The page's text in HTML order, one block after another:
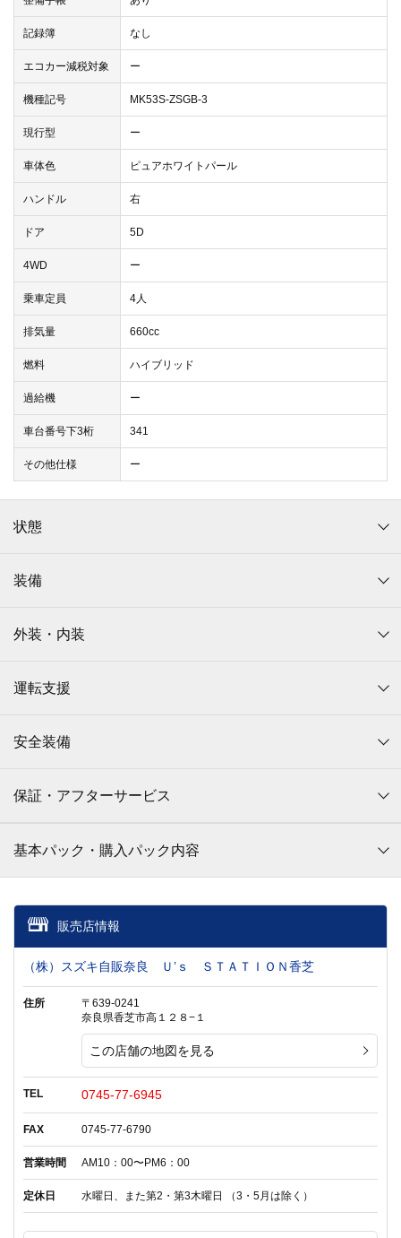
記録簿 なし
エコカー減税対象 ー
機種記号 MK53S-ZSGB-3
現行型 ー
車体色 ピュアホワイトパール
ハンドル 右
ドア 5D
4WD ー
乗車定員 4人
排気量 660cc
燃料 ハイブリッド
過給機 ー
車台番号下3桁 341
その他仕様 ー
状態
装備
外装・内装
運転支援
安全装備
保証・アフターサービス
基本パック・購入パック内容
販売店情報
（株）スズキ自販奈良 Ｕ’ｓ ＳＴＡＴＩＯＮ香芝
住所
〒639-0241
奈良県香芝市高１２８−１
この店舗の地図を見る
TEL 0745-77-6945
FAX 0745-77-6790
営業時間 AM10：00〜PM6：00
定休日 水曜日、また第2・第3木曜日 （3・5月は除く）